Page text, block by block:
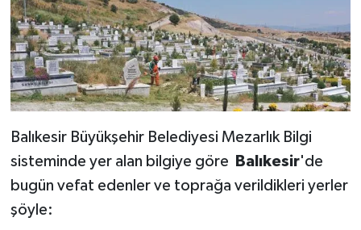
Balıkesir Büyükşehir Belediyesi Mezarlık Bilgi
sisteminde yer alan bilgiye göre
Balıkesir'de
bugün vefat edenler ve toprağa verildikleri yerler
şöyle: